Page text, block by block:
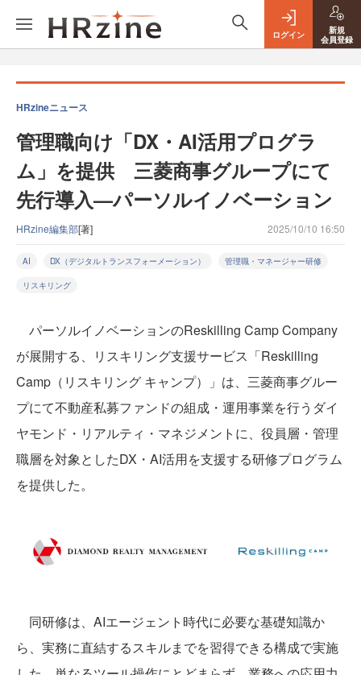
ログイン
新規
会員登録
HRzineニュース
管理職向け「DX・AI活用プログラ
ム」を提供 三菱商事グループにて
先行導入—パーソルイノベーション
HRzine編集部[著] 2025/10/10 16:50
AI DX（デジタルトランスフォーメーション） 管理職・マネージャー研修
リスキリング
パーソルイノベーションのReskilling Camp Company
が展開する、リスキリング支援サービス「Reskilling
Camp（リスキリング キャンプ）」は、三菱商事グルー
プにて不動産私募ファンドの組成・運用事業を行うダイ
ヤモンド・リアルティ・マネジメントに、役員層・管理
職層を対象としたDX・AI活用を支援する研修プログラム
を提供した。
同研修は、AIエージェント時代に必要な基礎知識か
ら、実務に直結するスキルまでを習得できる構成で実施